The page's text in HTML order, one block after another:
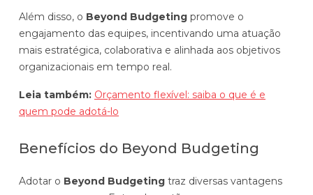
Além disso, o Beyond Budgeting promove o
engajamento das equipes, incentivando uma atuação
mais estratégica, colaborativa e alinhada aos objetivos
organizacionais em tempo real.
Leia também: Orçamento flexível: saiba o que é e
quem pode adotá-lo
Benefícios do Beyond Budgeting
Adotar o Beyond Budgeting traz diversas vantagens